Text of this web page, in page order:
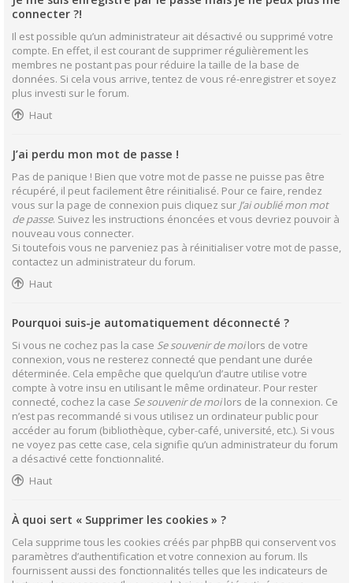
connecter ?!
Il est possible qu’un administrateur ait désactivé ou supprimé votre
compte. En effet, il est courant de supprimer régulièrement les
membres ne postant pas pour réduire la taille de la base de
données. Si cela vous arrive, tentez de vous ré-enregistrer et soyez
plus investi sur le forum.
Haut
J’ai perdu mon mot de passe !
Pas de panique ! Bien que votre mot de passe ne puisse pas être
récupéré, il peut facilement être réinitialisé. Pour ce faire, rendez
vous sur la page de connexion puis cliquez sur J’ai oublié mon mot
de passe. Suivez les instructions énoncées et vous devriez pouvoir à
nouveau vous connecter.
Si toutefois vous ne parveniez pas à réinitialiser votre mot de passe,
contactez un administrateur du forum.
Haut
Pourquoi suis-je automatiquement déconnecté ?
Si vous ne cochez pas la case Se souvenir de moilors de votre
connexion, vous ne resterez connecté que pendant une durée
déterminée. Cela empêche que quelqu’un d’autre utilise votre
compte à votre insu en utilisant le même ordinateur. Pour rester
connecté, cochez la case Se souvenir de moilors de la connexion. Ce
n’est pas recommandé si vous utilisez un ordinateur public pour
accéder au forum (bibliothèque, cyber-café, université, etc.). Si vous
ne voyez pas cette case, cela signifie qu’un administrateur du forum
a désactivé cette fonctionnalité.
Haut
À quoi sert « Supprimer les cookies » ?
Cela supprime tous les cookies créés par phpBB qui conservent vos
paramètres d’authentification et votre connexion au forum. Ils
fournissent aussi des fonctionnalités telles que les indicateurs de